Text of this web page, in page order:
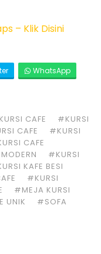
– Klik Disini
WhatsApp
CAFE
#KURSI
CAFE
#KURSI
CAFE
#KURSI
KAFE BESI
#KURSI
#MEJA KURSI
UNIK
#SOFA